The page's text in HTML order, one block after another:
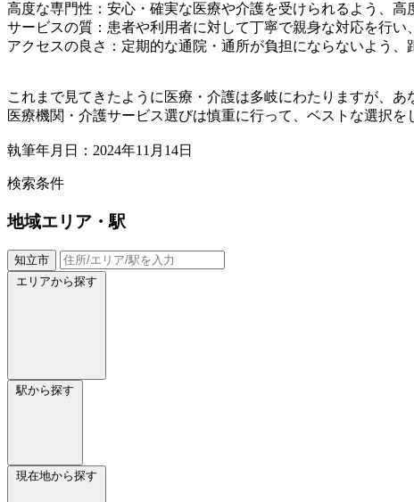
高度な専門性：安心・確実な医療や介護を受けられるよう、
サービスの質：患者や利用者に対して丁寧で親身な対応を行
アクセスの良さ：定期的な通院・通所が負担にならないよう
これまで見てきたように医療・介護は多岐にわたりますが、あ
医療機関・介護サービス選びは慎重に行って、ベストな選択を
執筆年月日：2024年11月14日
検索条件
地域エリア・駅
知立市
エリアから探す
駅から探す
現在地から探す